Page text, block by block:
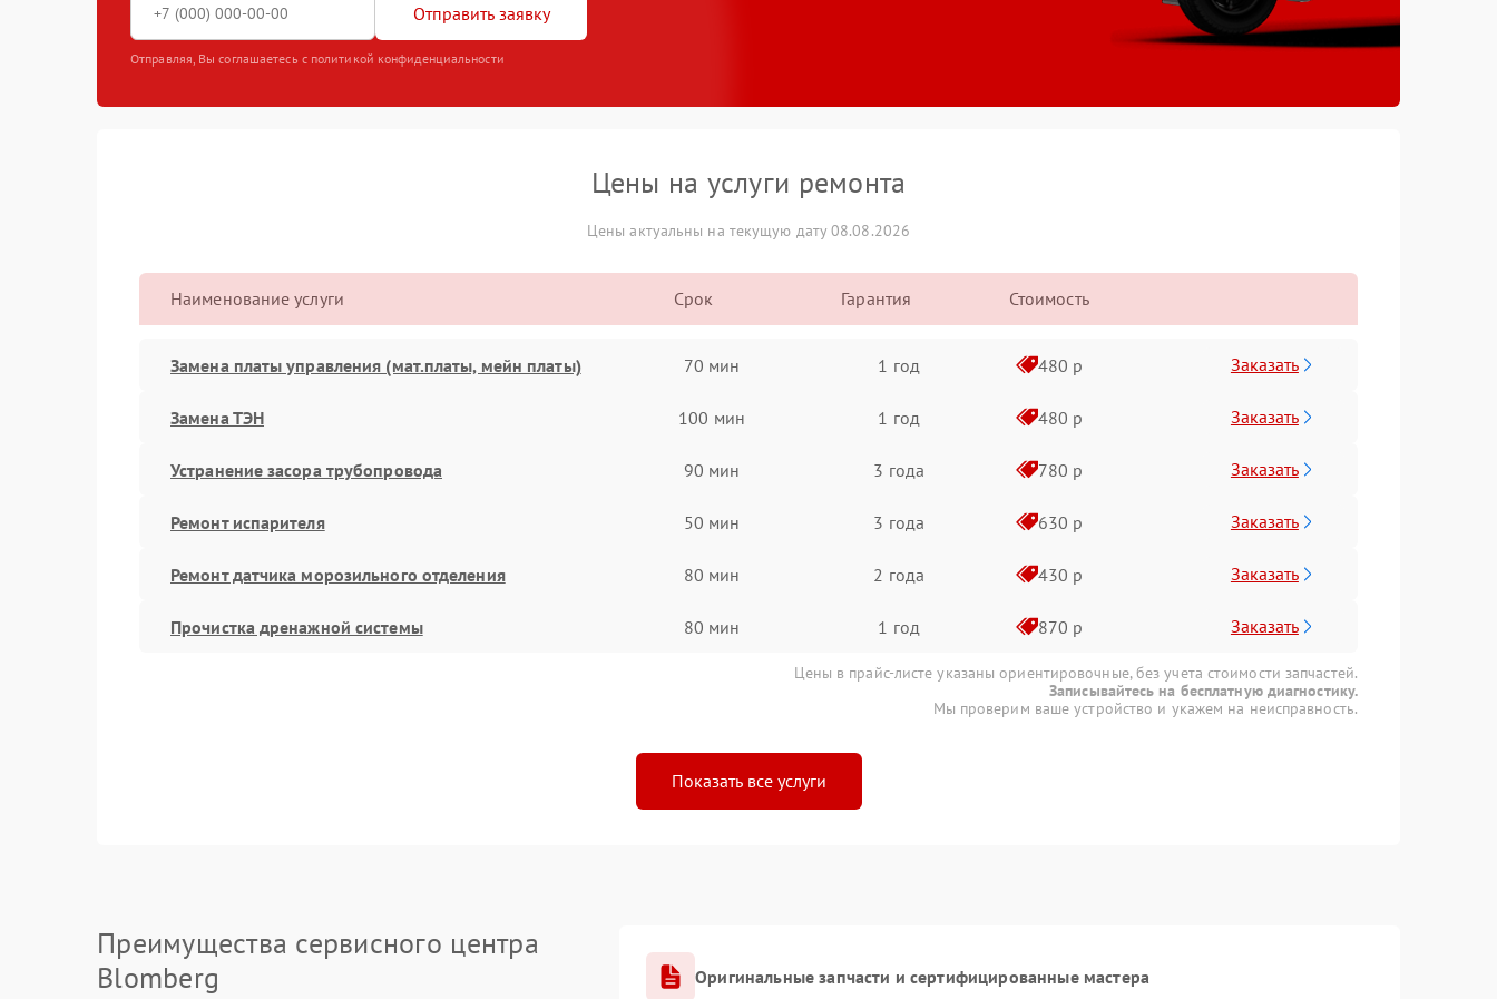
Отправить заявку
Отправляя, Вы соглашаетесь с политикой конфиденциальности
Цены на услуги ремонта
Цены актуальны на текущую дату 08.08.2026
Наименование услуги Срок Гарантия Стоимость
Замена платы управления (мат.платы, мейн платы) 70 мин 1 год 480 р Заказать
Замена ТЭН 100 мин 1 год 480 р Заказать
Устранение засора трубопровода 90 мин 3 года 780 р Заказать
Ремонт испарителя 50 мин 3 года 630 р Заказать
Ремонт датчика морозильного отделения 80 мин 2 года 430 р Заказать
Прочистка дренажной системы 80 мин 1 год 870 р Заказать
Цены в прайс-листе указаны ориентировочные, без учета стоимости запчастей.
Записывайтесь на бесплатную диагностику.
Мы проверим ваше устройство и укажем на неисправность.
Показать все услуги
Преимущества сервисного центра
Blomberg
Оригинальные запчасти и сертифицированные мастера